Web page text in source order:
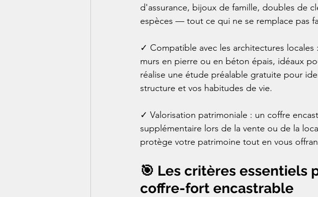
d'assurance, bijoux de famille, doubles de
espèces — tout ce qui ne se remplace pas
✓ Compatible avec les architectures locales
murs en pierre ou en béton épais, idéaux
réalise une étude préalable gratuite pour
structure et vos habitudes de vie.
✓ Valorisation patrimoniale : un coffre
supplémentaire lors de la vente ou de la
protège votre patrimoine tout en vous
🎯 Les critères essentiels
coffre-fort encastrable